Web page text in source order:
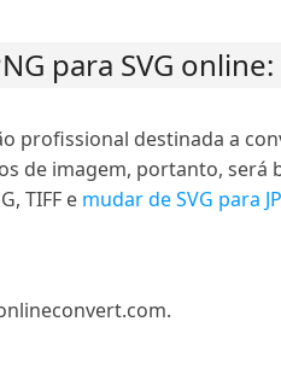
para SVG
profissional destinada a
de imagem, portanto, será
TIFF e mudar de SVG para